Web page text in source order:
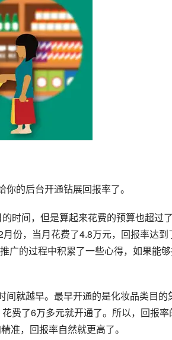
的后台开通钻展回报率了。
时间，但是算起来花费的预算也超过了
份，当月花费了4.8万元，回报率达到
广的过程中积累了一些心得，如果能
就越早。最早开通的是化妆品类目的
费了6万多元就开通了。所以，回报率
准，回报率自然就更高了。